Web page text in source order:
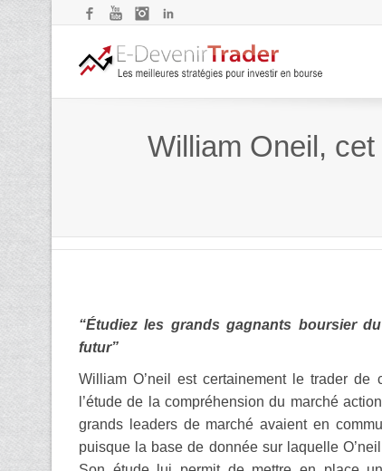
FacebookYouTubeInstagram
William Oneil,
“Étudiez les grands gagnants boursier
futur”
William O’neil est certainement le trader
l’étude de la compréhension du marché
grands leaders de marché avaient en
puisque la base de donnée sur laquelle